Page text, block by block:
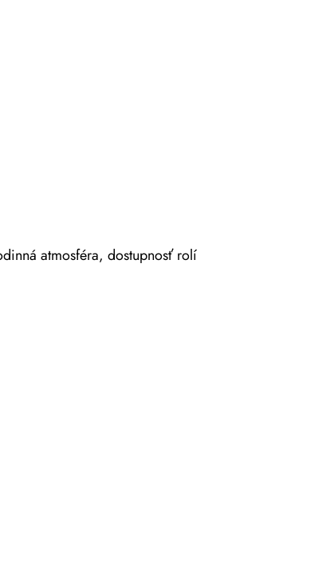
atmosféra, dostupnosť rolí